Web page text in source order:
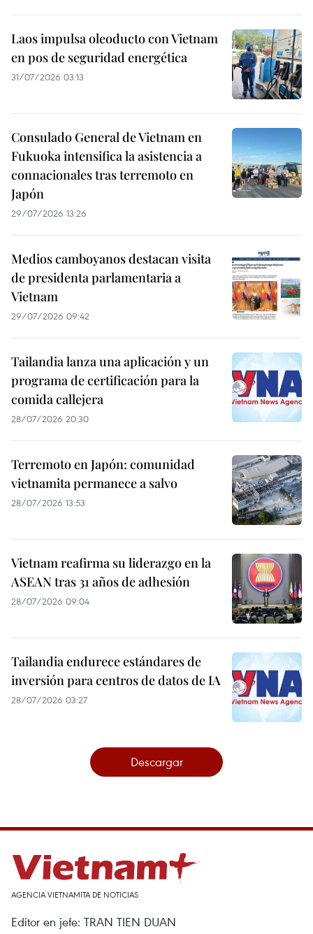
Laos impulsa oleoducto con Vietnam
en pos de seguridad energética
31/07/2026 03:13
Consulado General de Vietnam en
Fukuoka intensifica la asistencia a
connacionales tras terremoto en
Japón
29/07/2026 13:26
Medios camboyanos destacan visita
de presidenta parlamentaria a
Vietnam
29/07/2026 09:42
Tailandia lanza una aplicación y un
programa de certificación para la
comida callejera
28/07/2026 20:30
Terremoto en Japón: comunidad
vietnamita permanece a salvo
28/07/2026 13:53
Vietnam reafirma su liderazgo en la
ASEAN tras 31 años de adhesión
28/07/2026 09:04
Tailandia endurece estándares de
inversión para centros de datos de IA
28/07/2026 03:27
Descargar
AGENCIA VIETNAMITA DE NOTICIAS
Editor en jefe: TRAN TIEN DUAN